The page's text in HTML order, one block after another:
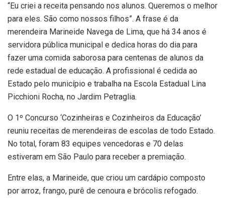
“Eu criei a receita pensando nos alunos. Queremos o melhor
para eles. São como nossos filhos”. A frase é da
merendeira Marineide Navega de Lima, que há 34 anos é
servidora pública municipal e dedica horas do dia para
fazer uma comida saborosa para centenas de alunos da
rede estadual de educação. A profissional é cedida ao
Estado pelo município e trabalha na Escola Estadual Lina
Picchioni Rocha, no Jardim Petraglia.
O 1º Concurso ‘Cozinheiras e Cozinheiros da Educação’
reuniu receitas de merendeiras de escolas de todo Estado.
No total, foram 83 equipes vencedoras e 70 delas
estiveram em São Paulo para receber a premiação.
Entre elas, a Marineide, que criou um cardápio composto
por arroz, frango, purê de cenoura e brócolis refogado.